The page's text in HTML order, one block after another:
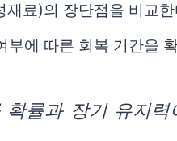
재료)의 장단점을 비교
부에 따른 회복 기간을
률과 장기 유지